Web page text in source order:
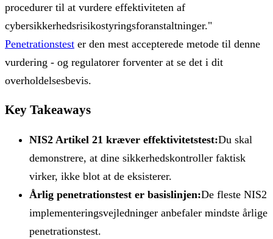
procedurer til at vurdere effektiviteten af ​​
cybersikkerhedsrisikostyringsforanstaltninger."
Penetrationstest er den mest accepterede metode til denne
vurdering - og regulatorer forventer at se det i dit
overholdelsesbevis.
Key Takeaways
NIS2 Artikel 21 kræver effektivitetstest:Du skal
demonstrere, at dine sikkerhedskontroller faktisk
virker, ikke blot at de eksisterer.
Årlig penetrationstest er basislinjen:De fleste NIS2
implementeringsvejledninger anbefaler mindste årlige
penetrationstest.